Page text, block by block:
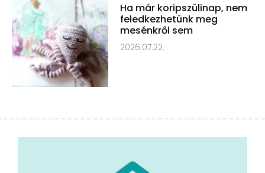
Ha már koripszülinap, nem
feledkezhetünk meg
mesénkről sem
2026.07.22.